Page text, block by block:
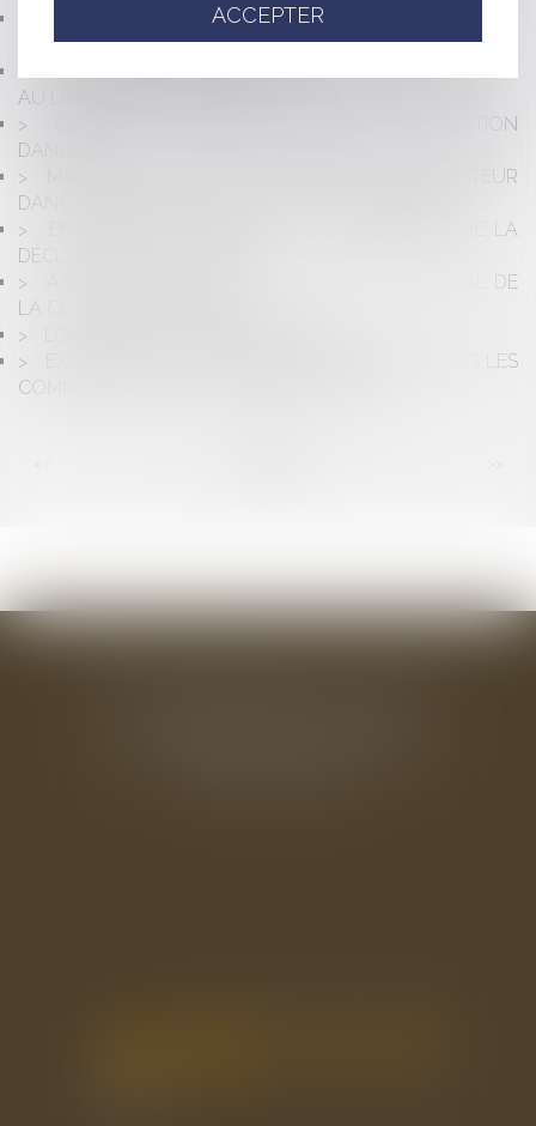
QUID DES INDEMNITÉS DES ÉLUS DES
INTERCOMMUNALITÉS ?
AU LONG DE LA VIE DU BAIL
CUMUL DE BAUX DÉROGATOIRES : ATTENTION
DANGER !
MAÎTRE D'OUVRAGE : QUALITÉ DE CONSTRUCTEUR
DANS L'EXERCICE DE SES RECOURS EN GARANTIE ?
ENTREPRISE EN DIFFICULTÉ : L'IMPORTANCE DE LA
DÉCLARATION DE CRÉANCE
AGRESSION D'UN MAIRE : LE PRÉJUDICE MORAL DE
LA COMMUNE RECONNU
EXPRESSION DES GROUPES MINORITAIRES DANS LES
COMMUNES DE 1 000 HABITANTS ET PLUS
ACCEPTER